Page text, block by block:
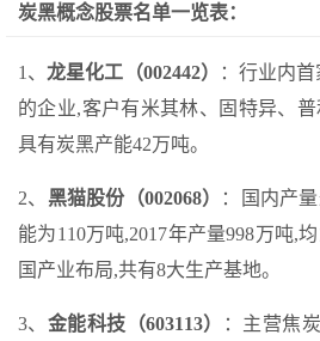
炭黑概念股票名单一览表：
1、龙星化工（002442）
：行业内
的企业,客户有米其林、固特异、
具有炭黑产能42万吨。
2、 黑猫股份（002068）
：国内产
能为110万吨,2017年产量998万吨,
国产业布局,共有8大生产基地。
3、 金能科技（603113）
：主营焦